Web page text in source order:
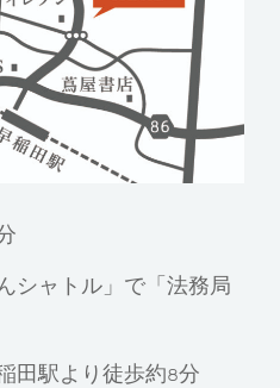
シャトル」で「法務局
田駅より徒歩約8分